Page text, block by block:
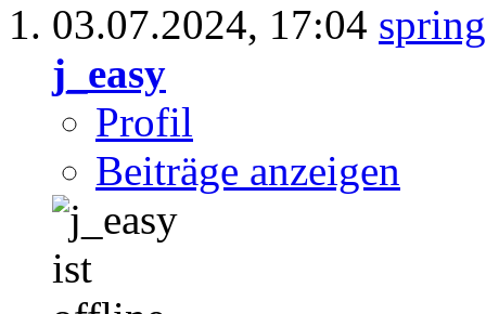
03.07.2024, 17:04
j_easy
Profil
Beiträge anzeigen